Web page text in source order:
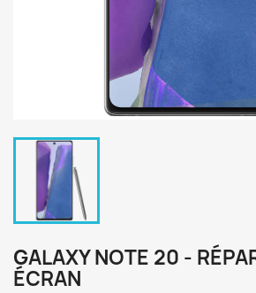
GALAXY NOTE 20 -
ÉCRAN